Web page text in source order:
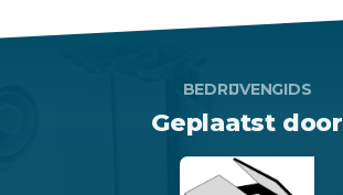
BEDRIJVENGIDS
Geplaatst door